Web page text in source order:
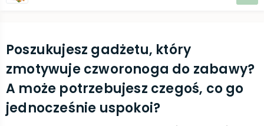
Poszukujesz gadżetu, który
zmotywuje czworonoga do zabawy?
A może potrzebujesz czegoś, co go
jednocześnie uspokoi?